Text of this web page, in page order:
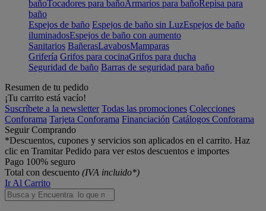
bañoTocadores para bañoArmarios para bañoRepisa para
baño
Espejos de baño Espejos de baño sin LuzEspejos de baño
iluminadosEspejos de baño con aumento
Sanitarios BañerasLavabosMamparas
Grifería Grifos para cocinaGrifos para ducha
Seguridad de baño Barras de seguridad para baño
Resumen de tu pedido
¡Tu carrito está vacío!
Suscríbete a la newsletter Todas las promociones Colecciones
Conforama Tarjeta Conforama Financiación Catálogos Conforama
Seguir Comprando
*Descuentos, cupones y servicios son aplicados en el carrito. Haz
clic en Tramitar Pedido para ver estos descuentos e importes
Pago 100% seguro
Total con descuento (IVA incluido*)
Ir Al Carrito